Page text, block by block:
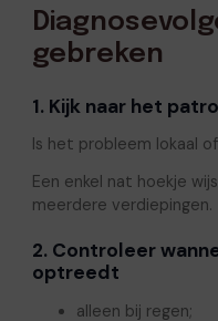
gebreken
1. Kijk naar het
Is het probleem lokaal
Een enkel nat hoekje
meerdere verdiepingen.
2. Controleer
optreedt
alleen bij regen;